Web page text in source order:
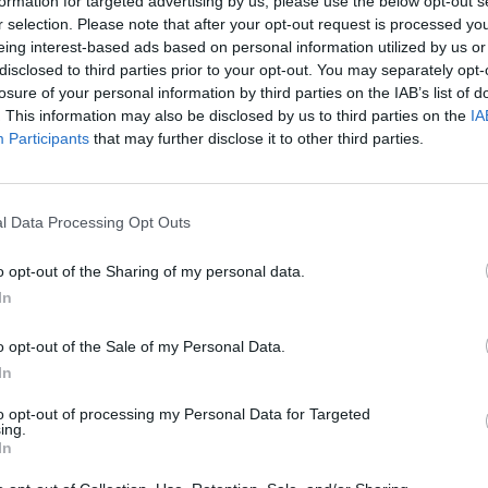
selection. Please note that after your opt-out request is processed
interest-based ads based on personal information utilized by us
to third parties prior to your opt-out. You may separately
of your personal information by third parties on the IAB’s list of
This information may also be disclosed by us to third parties on the
Participants that may further disclose it to other third parties.
Data Processing Opt Outs
opt-out of the Sharing of my personal data.
opt-out of the Sale of my Personal Data.
opt-out of processing my Personal Data for Targeted
programot hírdetett meg, mely célja,
tagjainak, valamint vezetőinek
javításában és a részvényesi érték növelésében.
Program a közgyűlés általi elfogadással lép hatályba.
összesen maximálisan 1,250,000 darab részvényre szerezhető
által kibocsátott Részvények 5.94 %-át teszi ki. A Program
aki az Opciók 6. pontban meghatározott megnyílásakor a
Igazgatótanácsának elnöke. A Program Résztvevői között...
portfolio.hu hírarchívumához tartozik, melynek olvasása
tartalmazza: